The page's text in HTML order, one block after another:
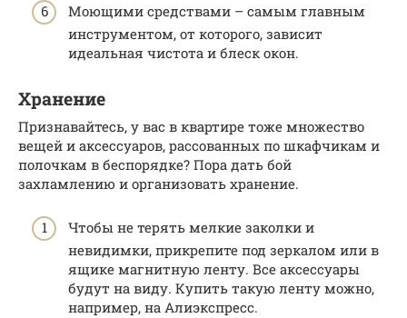
Моющими средствами – самым главным
инструментом, от которого, зависит
идеальная чистота и блеск окон.
Хранение
Признавайтесь, у вас в квартире тоже множество
вещей и аксессуаров, рассованных по шкафчикам и
полочкам в беспорядке? Пора дать бой
захламлению и организовать хранение.
Чтобы не терять мелкие заколки и
невидимки, прикрепите под зеркалом или в
ящике магнитную ленту. Все аксессуары
будут на виду. Купить такую ленту можно,
например, на Алиэкспресс.